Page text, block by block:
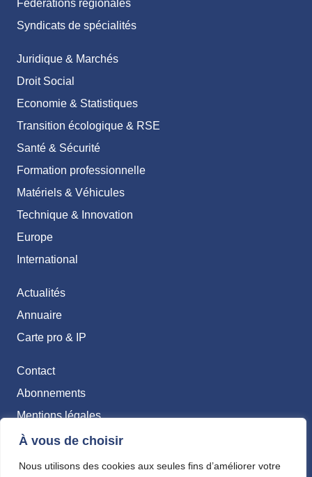
À vous de choisir
Nous utilisons des cookies aux seules fins d’améliorer votre
Fédérations régionales
Syndicats de spécialités
Juridique & Marchés
Droit Social
Economie & Statistiques
Transition écologique & RSE
Santé & Sécurité
Formation professionnelle
Matériels & Véhicules
Technique & Innovation
Europe
International
Actualités
Annuaire
Carte pro & IP
Contact
Abonnements
Mentions légales
Politique de confidentialité